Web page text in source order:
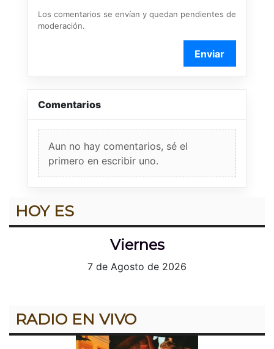
Los comentarios se envían y quedan pendientes de
moderación.
Enviar
Comentarios
Aun no hay comentarios, sé el
primero en escribir uno.
HOY ES
Viernes
7 de Agosto de 2026
RADIO EN VIVO